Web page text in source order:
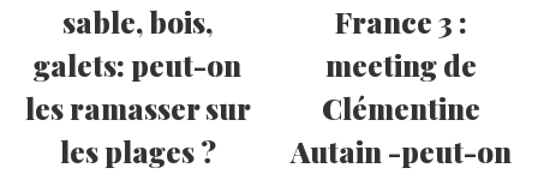
sable, bois,
galets: peut-on
les ramasser sur
les plages ?
France 3 :
meeting de
Clémentine
Autain -peut-on